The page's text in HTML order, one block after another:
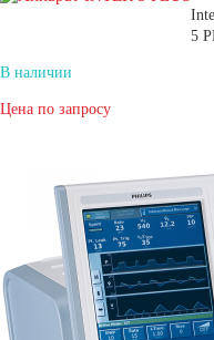
5
В наличии
Цена по запросу